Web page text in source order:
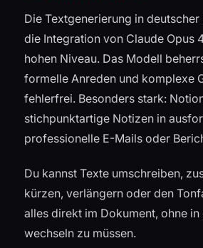
Die Textgenerierung in
die Integration von Claude Opus
hohen Niveau. Das Modell
formelle Anreden und komplexe
fehlerfrei. Besonders stark:
stichpunktartige Notizen in
professionelle E-Mails oder
Du kannst Texte umschreiben,
kürzen, verlängern oder den
alles direkt im Dokument, ohne in
wechseln zu müssen.